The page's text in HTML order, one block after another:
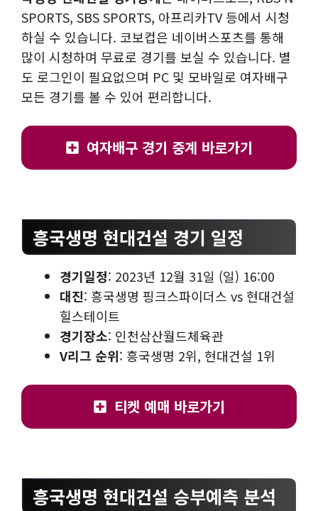
SPORTS, SBS SPORTS, 아프리카TV 등에서 시청
하실 수 있습니다. 코보컵은 네이버스포츠를 통해
많이 시청하며 무료로 경기를 보실 수 있습니다. 별
도 로그인이 필요없으며 PC 및 모바일로 여자배구
모든 경기를 볼 수 있어 편리합니다.
여자배구 경기 중계 바로가기
흥국생명 현대건설 경기 일정
경기일정: 2023년 12월 31일 (일) 16:00
대진: 흥국생명 핑크스파이더스 vs 현대건설
힐스테이트
경기장소: 인천삼산월드체육관
V리그 순위: 흥국생명 2위, 현대건설 1위
티켓 예매 바로가기
흥국생명 현대건설 승부예측 분석